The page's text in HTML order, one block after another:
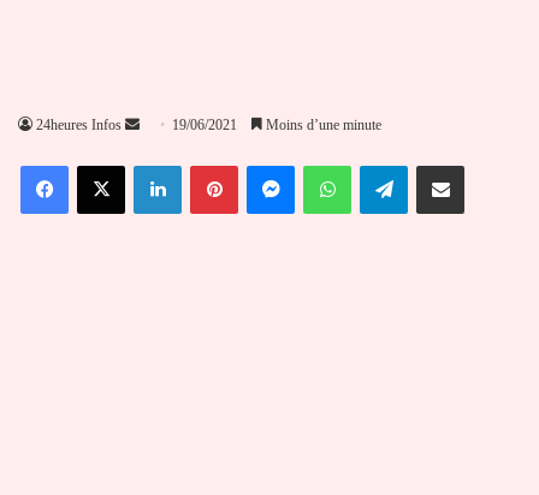
24heures Infos
Envoyer
courriel
19/06/2021 Moins d’une minute
FacebookX LinkedinPinterestMessengerWhatsAppTelegramPartager par email